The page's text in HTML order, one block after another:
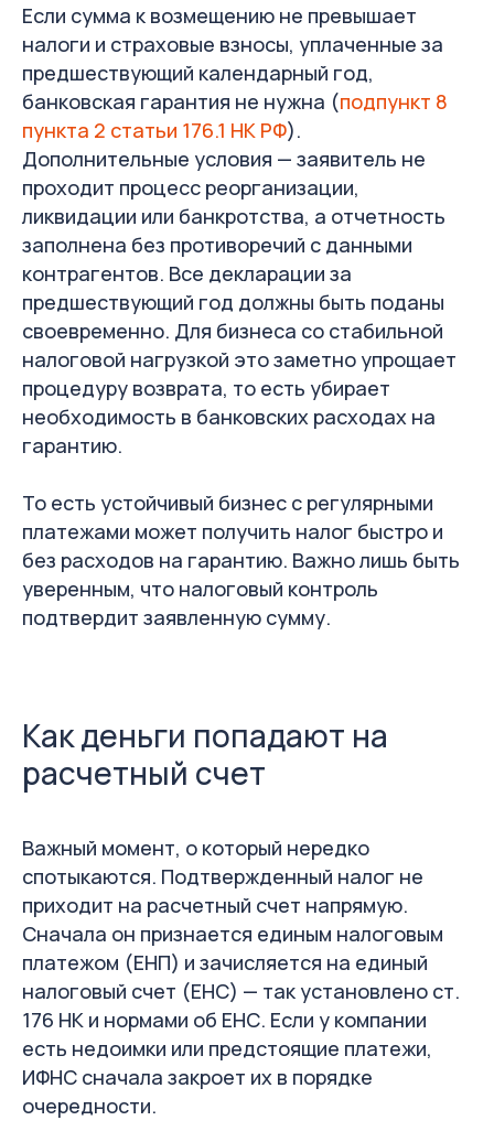
Если сумма к возмещению не превышает
налоги и страховые взносы, уплаченные за
предшествующий календарный год,
банковская гарантия не нужна (подпункт 8
пункта 2 статьи 176.1 НК РФ).
Дополнительные условия — заявитель не
проходит процесс реорганизации,
ликвидации или банкротства, а отчетность
заполнена без противоречий с данными
контрагентов. Все декларации за
предшествующий год должны быть поданы
своевременно. Для бизнеса со стабильной
налоговой нагрузкой это заметно упрощает
процедуру возврата, то есть убирает
необходимость в банковских расходах на
гарантию.
То есть устойчивый бизнес с регулярными
платежами может получить налог быстро и
без расходов на гарантию. Важно лишь быть
уверенным, что налоговый контроль
подтвердит заявленную сумму.
Как деньги попадают на
расчетный счет
Важный момент, о который нередко
спотыкаются. Подтвержденный налог не
приходит на расчетный счет напрямую.
Сначала он признается единым налоговым
платежом (ЕНП) и зачисляется на единый
налоговый счет (ЕНС) — так установлено ст.
176 НК и нормами об ЕНС. Если у компании
есть недоимки или предстоящие платежи,
ИФНС сначала закроет их в порядке
очередности.